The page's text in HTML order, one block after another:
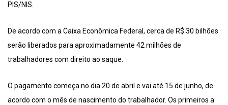
PIS/NIS.
De acordo com a Caixa Econômica Federal, cerca de R$ 30 bilhões
serão liberados para aproximadamente 42 milhões de
trabalhadores com direito ao saque.
O pagamento começa no dia 20 de abril e vai até 15 de junho, de
acordo com o mês de nascimento do trabalhador. Os primeiros a